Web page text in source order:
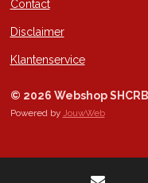
Contact
Disclaimer
Klantenservice
© 2026 Webshop
Powered by JouwWeb